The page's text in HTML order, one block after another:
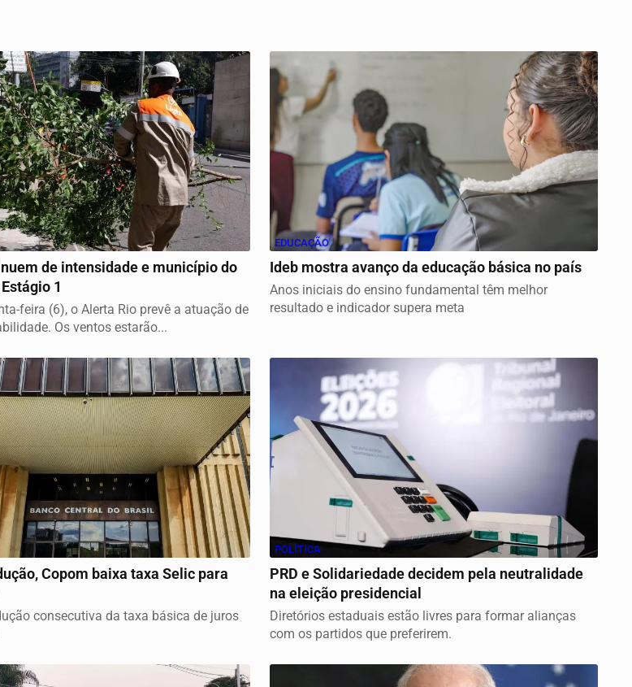
de intensidade e município do
1
feira (6), o Alerta Rio prevê a atuação de
Os ventos estarão...
EDUCAÇÃO
Ideb mostra avanço da educação básica no país
Anos iniciais do ensino fundamental têm melhor
resultado e indicador supera meta
Copom baixa taxa Selic para
consecutiva da taxa básica de juros
POLÍTICA
PRD e Solidariedade decidem pela neutralidade
na eleição presidencial
Diretórios estaduais estão livres para formar alianças
com os partidos que preferirem.